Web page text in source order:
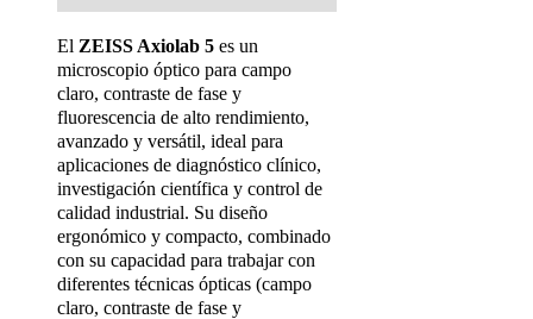
El ZEISS Axiolab 5 es un
microscopio óptico para campo
claro, contraste de fase y
fluorescencia de alto rendimiento,
avanzado y versátil, ideal para
aplicaciones de diagnóstico clínico,
investigación científica y control de
calidad industrial. Su diseño
ergonómico y compacto, combinado
con su capacidad para trabajar con
diferentes técnicas ópticas (campo
claro, contraste de fase y